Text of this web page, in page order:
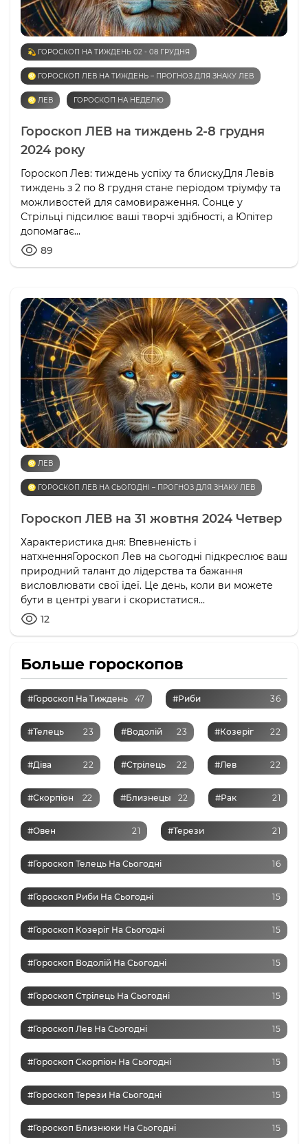
💫 ГОРОСКОП НА ТИЖДЕНЬ 02 - 08 ГРУДНЯ
♌️ ГОРОСКОП ЛЕВ НА ТИЖДЕНЬ – ПРОГНОЗ ДЛЯ ЗНАКУ ЛЕВ
♌️ ЛЕВ ГОРОСКОП НА НЕДЕЛЮ
Гороскоп ЛЕВ на тиждень 2-8 грудня
2024 року
Гороскоп Лев: тиждень успіху та блискуДля Левів
тиждень з 2 по 8 грудня стане періодом тріумфу та
можливостей для самовираження. Сонце у
Стрільці підсилює ваші творчі здібності, а Юпітер
допомагає...
89
♌️ ЛЕВ
♌️ ГОРОСКОП ЛЕВ НА СЬОГОДНІ – ПРОГНОЗ ДЛЯ ЗНАКУ ЛЕВ
Гороскоп ЛЕВ на 31 жовтня 2024 Четвер
Характеристика дня: Впевненість і
натхненняГороскоп Лев на сьогодні підкреслює ваш
природний талант до лідерства та бажання
висловлювати свої ідеї. Це день, коли ви можете
бути в центрі уваги і скористатися...
12
Больше гороскопов
#Гороскоп На Тиждень 47 #Риби 36
#Телець 23 #Водолій 23 #Козеріг 22
#Діва 22 #Стрілець 22 #Лев 22
#Скорпіон 22 #Близнецы 22 #Рак 21
#Овен 21 #Терези 21
#Гороскоп Телець На Сьогодні 16
#Гороскоп Риби На Сьогодні 15
#Гороскоп Козеріг На Сьогодні 15
#Гороскоп Водолій На Сьогодні 15
#Гороскоп Стрілець На Сьогодні 15
#Гороскоп Лев На Сьогодні 15
#Гороскоп Скорпіон На Сьогодні 15
#Гороскоп Терези На Сьогодні 15
#Гороскоп Близнюки На Сьогодні 15